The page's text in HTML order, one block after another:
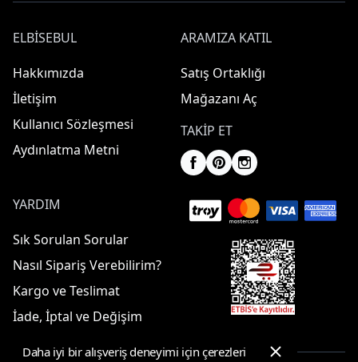
ELBISEBUL
Hakkımızda
İletişim
Kullanıcı Sözleşmesi
Aydınlatma Metni
ARAMIZA KATIL
Satış Ortaklığı
Mağazanı Aç
TAKIP ET
YARDIM
Sık Sorulan Sorular
Nasıl Sipariş Verebilirim?
Kargo ve Teslimat
İade, İptal ve Değişim
Daha iyi bir alışveriş deneyimi için çerezleri